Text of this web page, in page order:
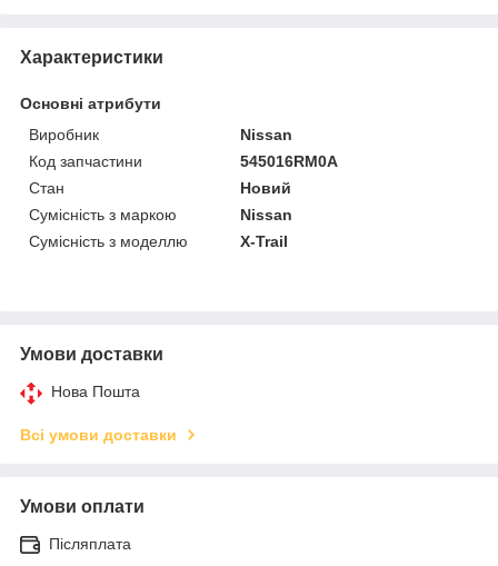
Характеристики
Основні атрибути
Виробник
Nissan
Код запчастини
545016RM0A
Стан
Новий
Сумісність з маркою
Nissan
Сумісність з моделлю
X-Trail
Умови доставки
Нова Пошта
Всі умови доставки
Умови оплати
Післяплата